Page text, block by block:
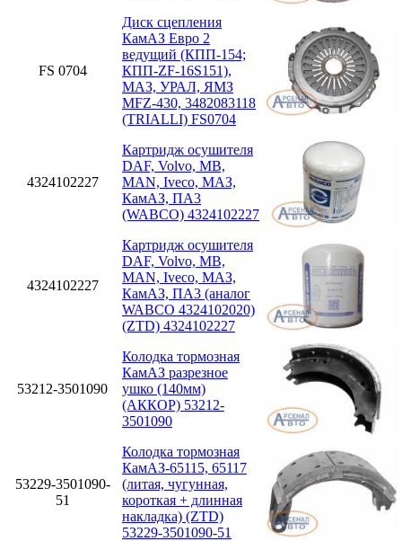
FS 0704
Диск сцепления
КамАЗ Евро 2
ведущий (КПП-154;
КПП-ZF-16S151),
МАЗ, УРАЛ, ЯМЗ
MFZ-430, 3482083118
(TRIALLI) FS0704
4324102227
Картридж осушителя
DAF, Volvo, MB,
MAN, Iveco, МАЗ,
КамАЗ, ПА3
(WABCO) 4324102227
4324102227
Картридж осушителя
DAF, Volvo, MB,
MAN, Iveco, МАЗ,
КамАЗ, ПА3 (аналог
WABCO 4324102020)
(ZTD) 4324102227
53212-3501090
Колодка тормозная
КамАЗ разрезное
ушко (140мм)
(АККОР) 53212-
3501090
53229-3501090-
51
Колодка тормозная
КамАЗ-65115, 65117
(литая, чугунная,
короткая + длинная
накладка) (ZTD)
53229-3501090-51